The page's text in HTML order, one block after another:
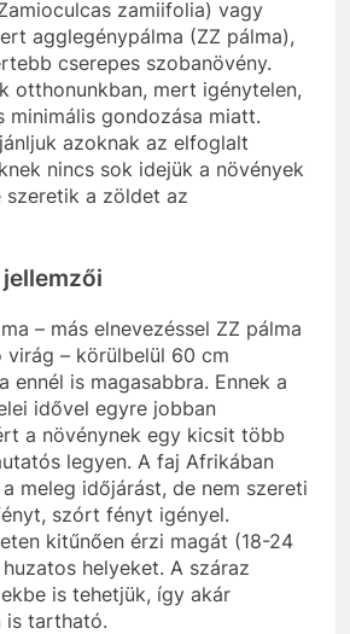
zamiifolia) vagy
agglegénypálma (ZZ pálma),
cserepes szobanövény.
otthonunkban, mert igénytelen,
minimális gondozása miatt.
azoknak az elfoglalt
nincs sok idejük a növények
szeretik a zöldet az
– más elnevezéssel ZZ pálma
– körülbelül 60 cm
ennél is magasabbra. Ennek a
idővel egyre jobban
a növénynek egy kicsit több
legyen. A faj Afrikában
meleg időjárást, de nem szereti
szórt fényt igényel.
kitűnően érzi magát (18-24
helyeket. A száraz
is tehetjük, így akár
is tartható.